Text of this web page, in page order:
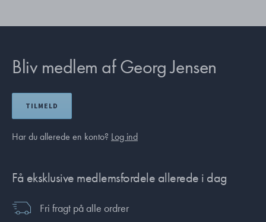
Bliv medlem af Georg Jensen
TILMELD
Har du allerede en konto? Log ind
Få eksklusive medlemsfordele allerede i dag
Fri fragt på alle ordrer